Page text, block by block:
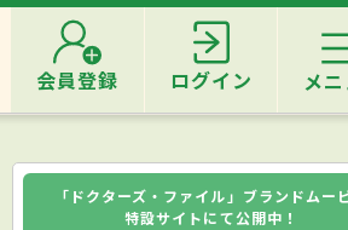
会員登録 ログイン メ
「ドクターズ・ファイル」ブランドムー
特設サイトにて公開中！